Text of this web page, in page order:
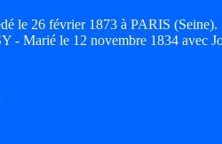
le 26 février 1873 à PARIS (Seine).
- Marié le 12 novembre 1834 avec